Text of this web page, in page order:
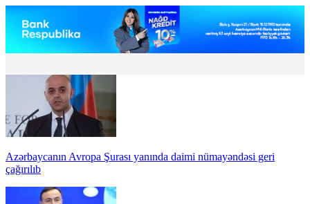
Azərbaycanın Avropa Şurası yanında daimi nümayəndəsi geri
çağırılıb